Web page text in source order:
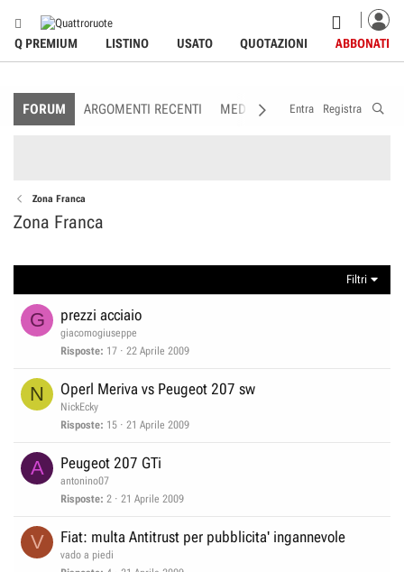
Q PREMIUM LISTINO USATO QUOTAZIONI ABBONATI
FORUM ARGOMENTI RECENTI MEDIA MEMBRI
Entra Registra
Zona Franca
Zona Franca
Filtri
G prezzi acciaio
giacomogiuseppe
Risposte 17 22 Aprile 2009
N Operl Meriva vs Peugeot 207 sw
NickEcky
Risposte 15 21 Aprile 2009
A Peugeot 207 GTi
antonino07
Risposte 2 21 Aprile 2009
V Fiat: multa Antitrust per pubblicita' ingannevole
vado a piedi